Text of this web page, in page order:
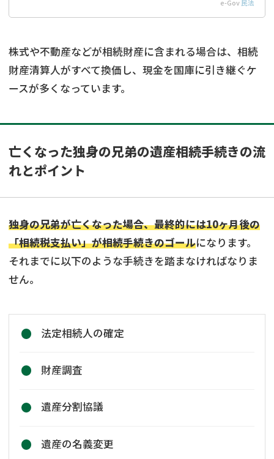
e-Gov 民法
株式や不動産などが相続財産に含まれる場合は、相続
財産清算人がすべて換価し、現金を国庫に引き継ぐケ
ースが多くなっています。
亡くなった独身の兄弟の遺産相続手続きの流
れとポイント
独身の兄弟が亡くなった場合、最終的には10ヶ月後の
「相続税支払い」が相続手続きのゴールになります。
それまでに以下のような手続きを踏まなければなりま
せん。
法定相続人の確定
財産調査
遺産分割協議
遺産の名義変更